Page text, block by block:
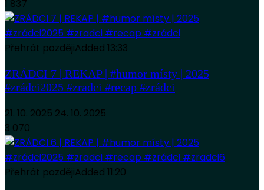
1 837
Přehrát pozdějiAdded 13:33
ZRÁDCI 7 | REKAP | #humor místy | 2025
#zrádci2025 #zradci #recap #zrádci
21. 10. 2025 24. 10. 2025
3 070
Přehrát pozdějiAdded 11:20